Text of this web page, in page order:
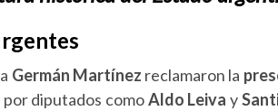
Germán Martínez reclamaron la
diputados comoAldo Leiva y